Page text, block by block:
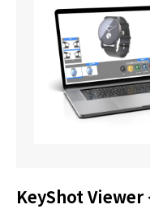
KeyShot Viewer